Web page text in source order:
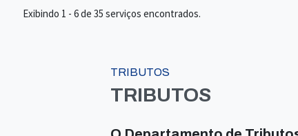
Exibindo 1 - 6 de 35 serviços encontrados.
TRIBUTOS
TRIBUTOS